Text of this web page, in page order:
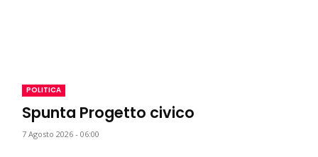
POLITICA
Spunta Progetto civico
7 Agosto 2026 - 06:00